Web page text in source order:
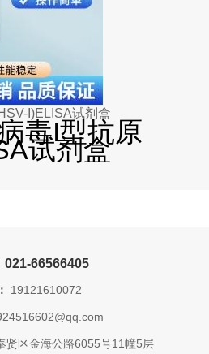
I)ELISA试剂盒
毒I型抗原
试剂盒
021-66566405
19121610072
贤区金海公路6055号11幢5层